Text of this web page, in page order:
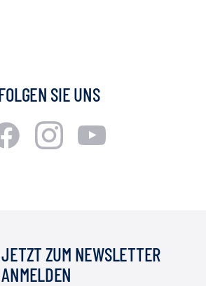
SIE UNS
JETZT ZUM NEWSLETTER
ANMELDEN